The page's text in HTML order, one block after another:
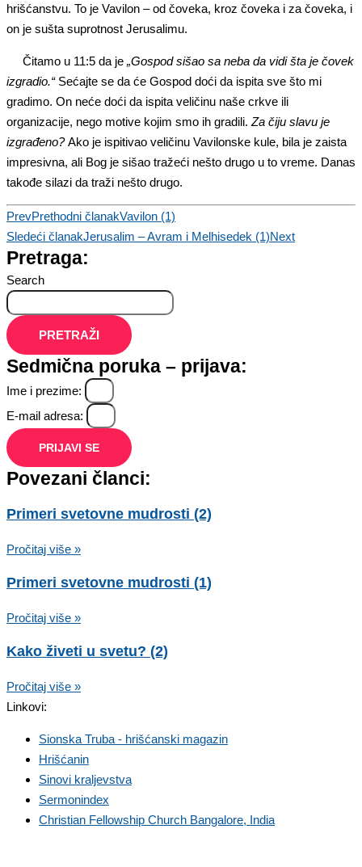
hrišćanstvu. To je Vavilon – od čoveka, kroz čoveka i za čoveka, i
on je sušta suprotnost Jerusalimu.
Čitamo u 11:5 da je „Gospod sišao sa neba da vidi šta je čovek
izgradio.“Sećajte se da će Gospod doći da ispita sve što mi
gradimo. On neće doći da ispita veličinu naše crkve ili
organizacije, nego motive kojim smo ih gradili. Za čiju slavu je
izgrađeno?Ako je ispitivao veličinu Vavilonske kule, bila je zaista
impresivna, ali Bog je sišao tražeći nešto drugo u to vreme. Danas
takođe silazi da traži nešto drugo.
PrevPrethodni članakVavilon (1)
Sledeći članakJerusalim – Avram i Melhisedek (1)Next
Pretraga:
Search
PRETRAŽI
Sedmična poruka – prijava:
Ime i prezime:
E-mail adresa:
PRIJAVI SE
Povezani članci:
Primeri svetovne mudrosti (2)
Pročitaj više »
Primeri svetovne mudrosti (1)
Pročitaj više »
Kako živeti u svetu? (2)
Pročitaj više »
Linkovi:
Sionska Truba - hrišćanski magazin
Hrišćanin
Sinovi kraljevstva
Sermonindex
Christian Fellowship Church Bangalore, India